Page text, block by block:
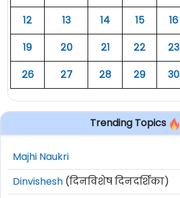
१२
१३ १४ १५ १६
१९
२० २१ २२ २३
२६
२७ २८ २९ ३०
Trending Topics
Majhi Naukri
Dinvishesh (दिनविशेष दिनदर्शिका)